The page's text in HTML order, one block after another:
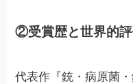
②受賞歴と世界的
代表作『銃・病原菌